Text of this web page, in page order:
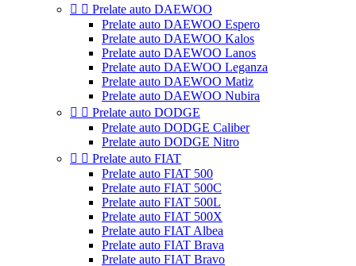
  Prelate auto DAEWOO
Prelate auto DAEWOO Espero
Prelate auto DAEWOO Kalos
Prelate auto DAEWOO Lanos
Prelate auto DAEWOO Leganza
Prelate auto DAEWOO Matiz
Prelate auto DAEWOO Nubira
  Prelate auto DODGE
Prelate auto DODGE Caliber
Prelate auto DODGE Nitro
  Prelate auto FIAT
Prelate auto FIAT 500
Prelate auto FIAT 500C
Prelate auto FIAT 500L
Prelate auto FIAT 500X
Prelate auto FIAT Albea
Prelate auto FIAT Brava
Prelate auto FIAT Bravo